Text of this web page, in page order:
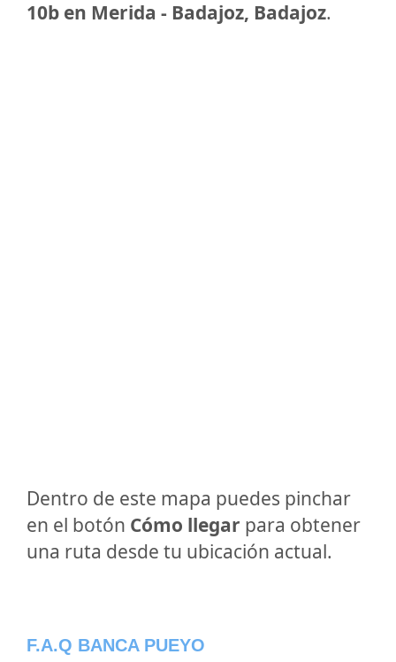
10b en Merida - Badajoz, Badajoz.
Dentro de este mapa puedes pinchar
en el botón Cómo llegar para obtener
una ruta desde tu ubicación actual.
F.A.Q BANCA PUEYO